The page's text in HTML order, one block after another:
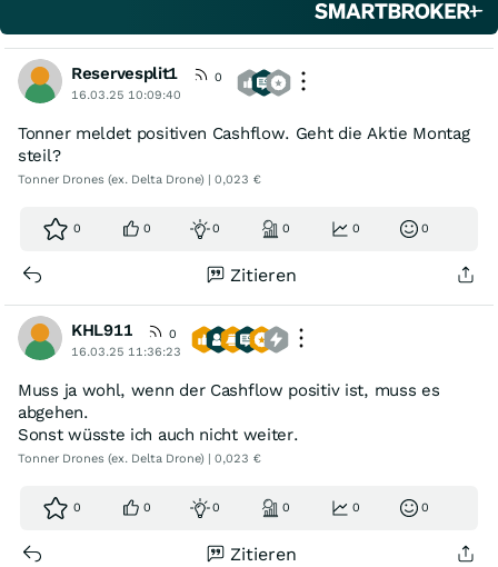
Reservesplit1
0
16.03.25 10:09:40
Tonner meldet positiven Cashflow. Geht die Aktie Montag
steil?
Tonner Drones (ex. Delta Drone) | 0,023 €
0 0 0 0 0 0
Zitieren
KHL911
0
16.03.25 11:36:23
Muss ja wohl, wenn der Cashflow positiv ist, muss es
abgehen.
Sonst wüsste ich auch nicht weiter.
Tonner Drones (ex. Delta Drone) | 0,023 €
0 0 0 0 0 0
Zitieren